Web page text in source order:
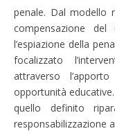
penale. Dal modello
compensazione
l’espiazione della
focalizzato
attraverso
opportunità
quello definito
responsabilizzazione